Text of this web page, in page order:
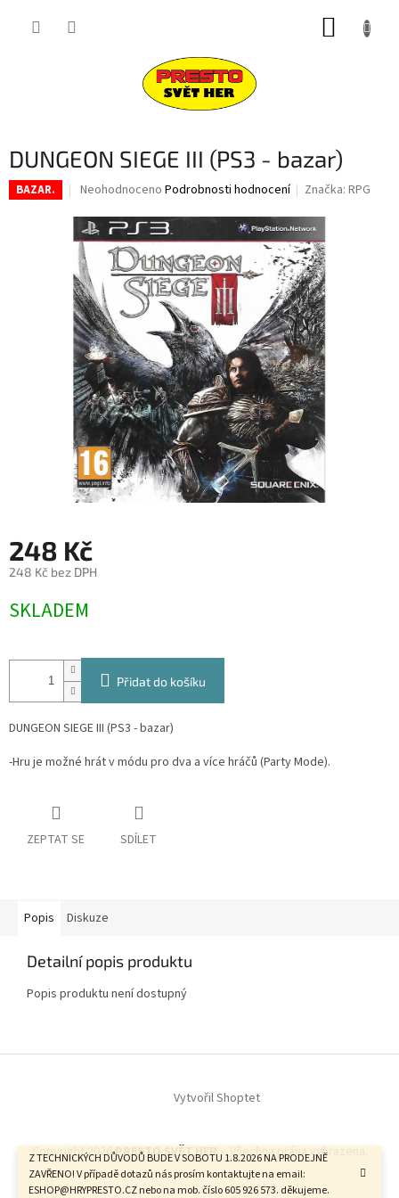
Z TECHNICKÝCH DŮVODŮ BUDE V SOBOTU 1.8.2026 NA PRODEJNĚ
ZAVŘENO! V případě dotazů nás prosím kontaktujte na email:
ESHOP@HRYPRESTO.CZ nebo na mob. číslo 605 926 573. děkujeme.
DUNGEON SIEGE III (PS3 - bazar)
BAZAR.
Průměrné
produktu
je
0,0
z
5
hvězdiček.
Neohodnoceno Podrobnosti hodnocení Značka:RPG
248 Kč
248 Kč bez DPH
cena:
SKLADEM
Přidat do košíku
DUNGEON SIEGE III (PS3 - bazar)
-Hru je možné hrát v módu pro dva a více hráčů (Party Mode).
ZEPTAT SE SDÍLET
Popis Diskuze
Detailní popis produktu
Popis produktu není dostupný
Vytvořil Shoptet
Copyright 2026PRESTO SVĚT HER - . Všechna práva vyhrazena.